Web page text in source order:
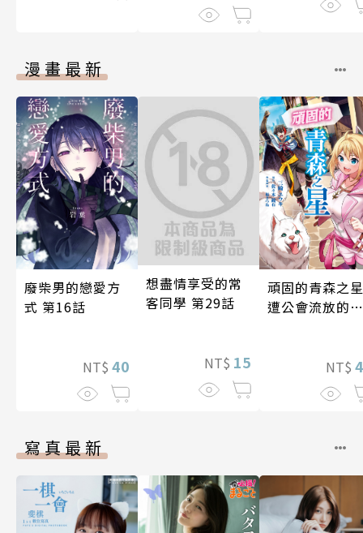
漫畫最新
廢柴男的戀愛方
式 第16話
NT$ 40
想盡情享受的常
客同學 第29話
NT$ 15
頑固的青森之星
遭公會流放的法
向最強之路!!
NT$
寫真最新